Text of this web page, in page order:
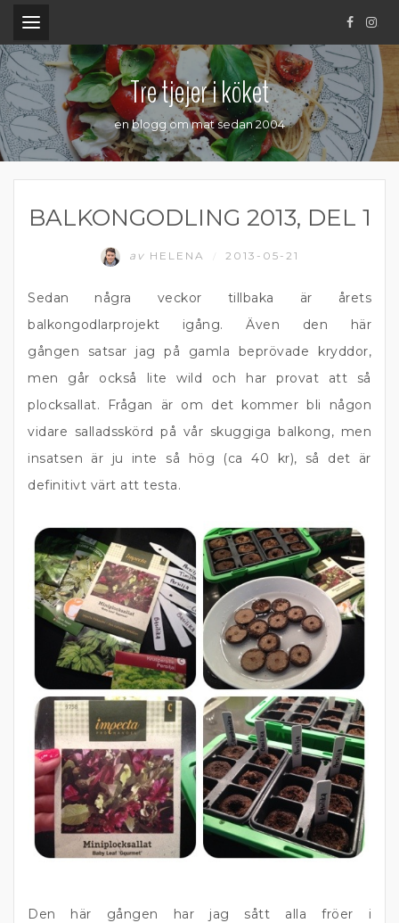
.
Tre tjejer i köket
en blogg om mat sedan 2004
BALKONGODLING 2013, DEL 1
av HELENA 2013-05-21
Sedan några veckor tillbaka är årets
balkongodlarprojekt igång. Även den här
gången satsar jag på gamla beprövade kryddor,
men går också lite wild och har provat att så
plocksallat. Frågan är om det kommer bli någon
vidare salladsskörd på vår skuggiga balkong, men
insatsen är ju inte så hög (ca 40 kr), så det är
definitivt värt att testa.
Den här gången har jag sått alla fröer i